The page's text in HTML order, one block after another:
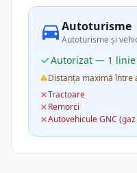
Autoturisme
Autoturisme și
Autorizat — 1 linie
Distanța maximă între
Tractoare
Remorci
Autovehicule GNC